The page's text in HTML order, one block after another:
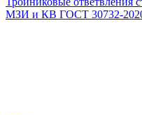
МЗИ и КВ ГОСТ 30732-